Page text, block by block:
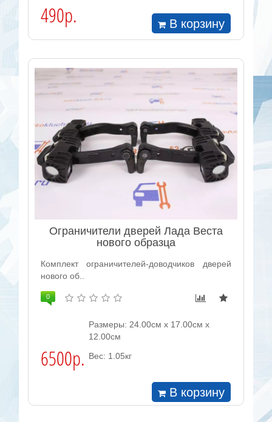
490р. В корзину
Ограничители дверей Лада Веста
нового образца
Комплект ограничителей-доводчиков дверей
нового об..
0
6500р.
Размеры: 24.00см x 17.00см x
12.00см
Вес: 1.05кг
В корзину